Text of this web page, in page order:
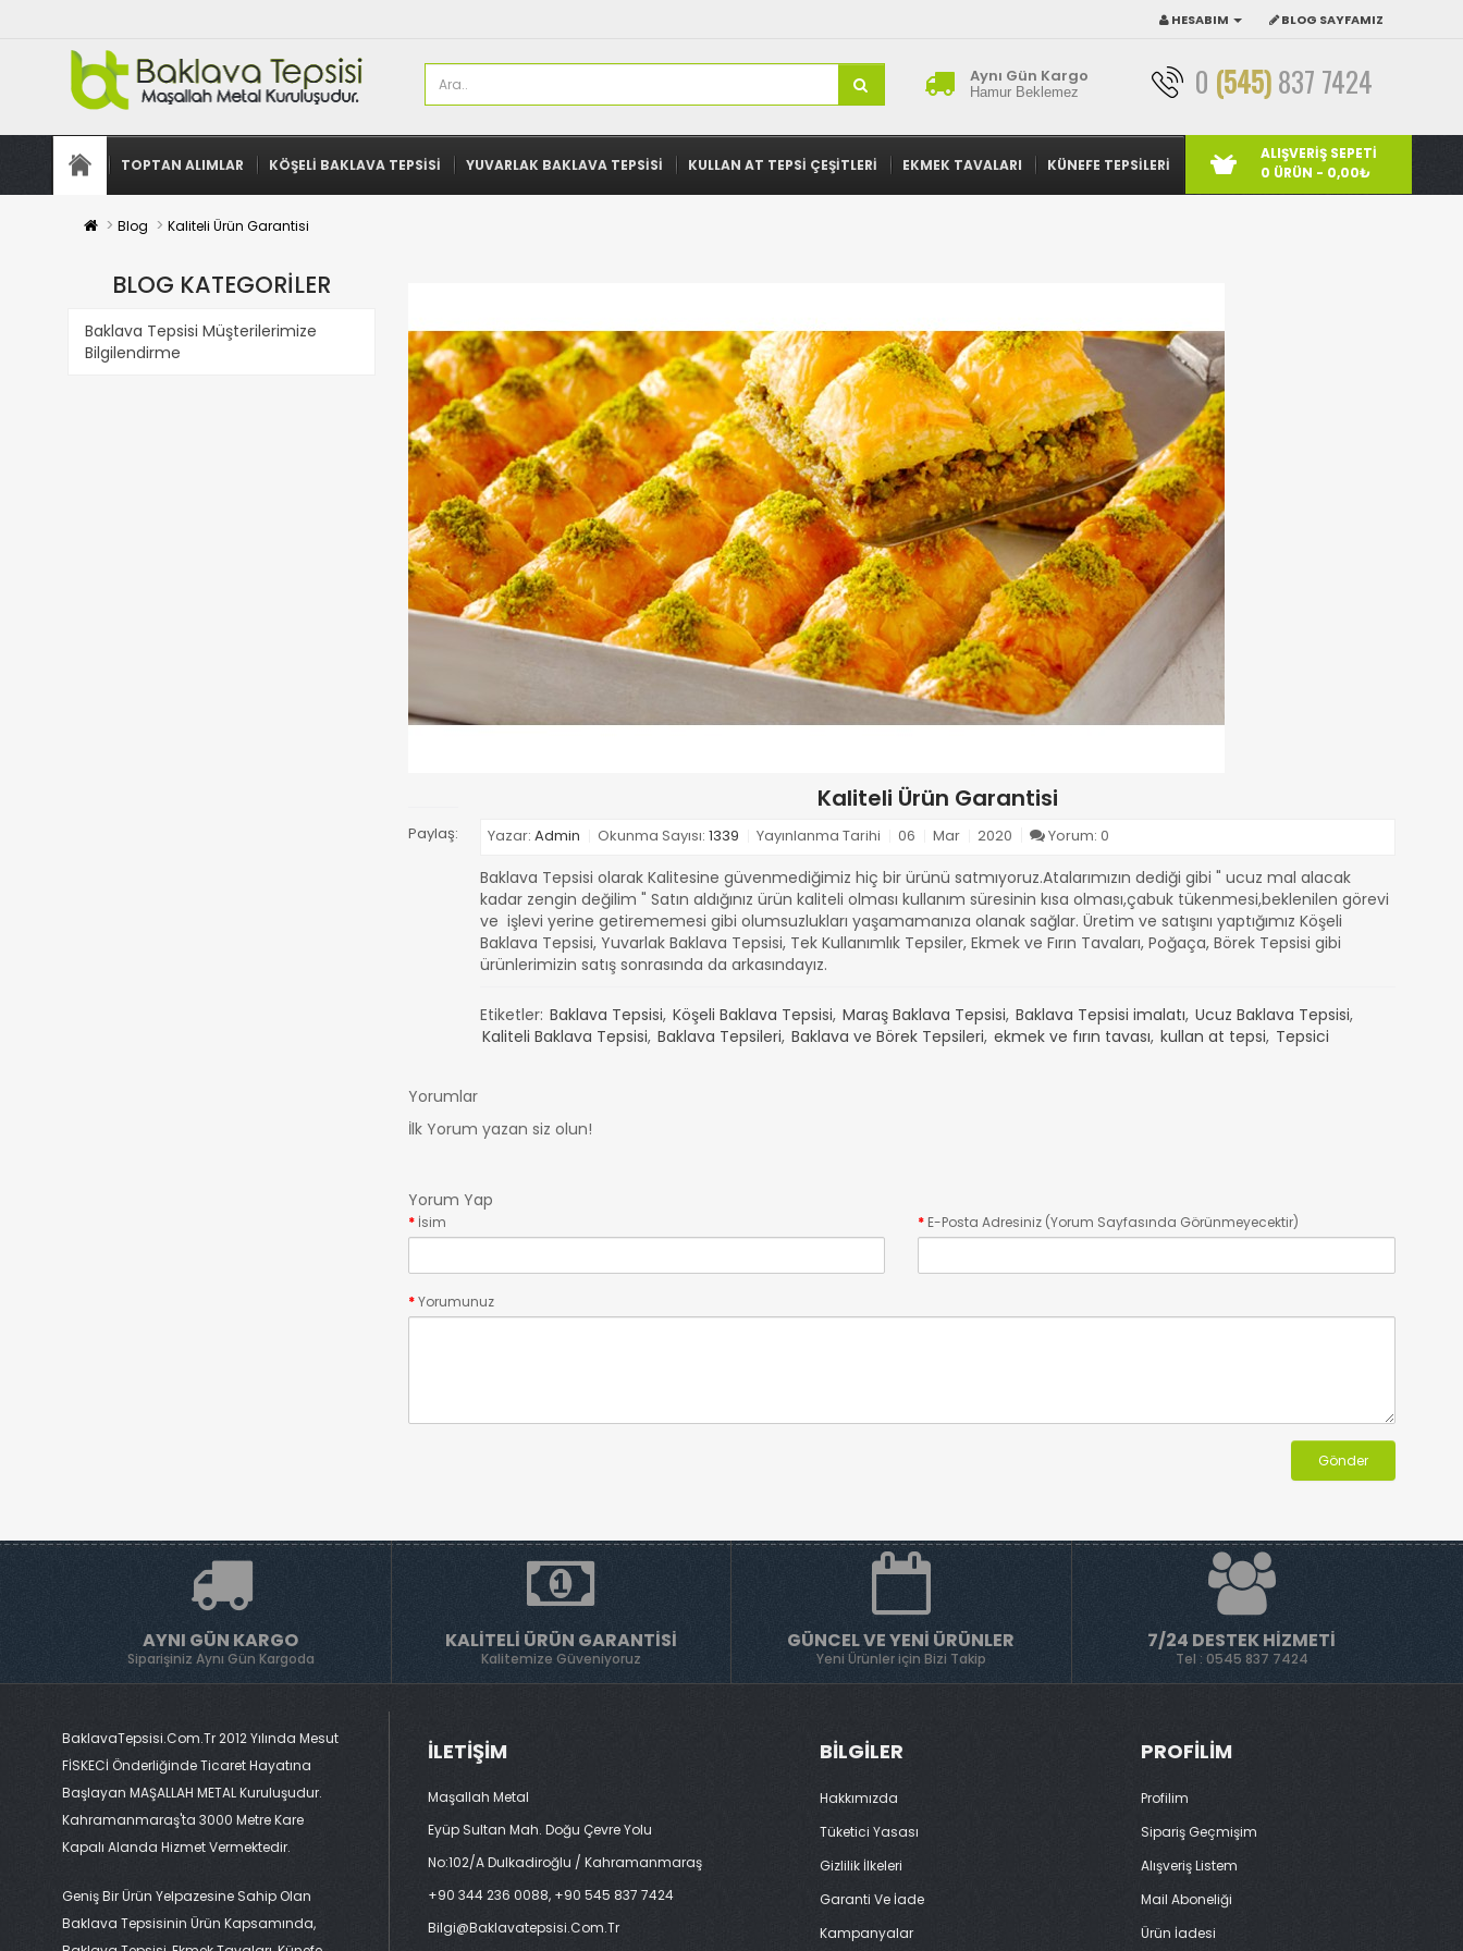
HESABIM BLOG SAYFAMIZ
Aynı Gün Kargo
Hamur Beklemez 0 (545)837 7424
TOPTAN ALIMLAR KÖŞELI BAKLAVA TEPSISI YUVARLAK BAKLAVA TEPSISI KULLAN AT TEPSI ÇEŞITLERI EKMEK TAVALARI KÜNEFE TEPSILERI
ALIŞVERIŞ SEPETI
0 ÜRÜN - 0,00₺
Blog Kaliteli Ürün Garantisi
BLOG KATEGORILER
Baklava Tepsisi Müşterilerimize
Bilgilendirme
Paylaş:
Kaliteli Ürün Garantisi
Yazar: Admin Okunma Sayısı: 1339 Yayınlanma Tarihi 06 Mar 2020 Yorum: 0
Baklava Tepsisi olarak Kalitesine güvenmediğimiz hiç bir ürünü satmıyoruz.Atalarımızın dediği gibi " ucuz mal alacak
kadar zengin değilim " Satın aldığınız ürün kaliteli olması kullanım süresinin kısa olması,çabuk tükenmesi,beklenilen görevi
ve işlevi yerine getirememesi gibi olumsuzlukları yaşamamanıza olanak sağlar. Üretim ve satışını yaptığımız Köşeli
Baklava Tepsisi, Yuvarlak Baklava Tepsisi, Tek Kullanımlık Tepsiler, Ekmek ve Fırın Tavaları, Poğaça, Börek Tepsisi gibi
ürünlerimizin satış sonrasında da arkasındayız.
Etiketler: Baklava Tepsisi, Köşeli Baklava Tepsisi, Maraş Baklava Tepsisi, Baklava Tepsisi imalatı, Ucuz Baklava Tepsisi,
Kaliteli Baklava Tepsisi, Baklava Tepsileri, Baklava ve Börek Tepsileri, ekmek ve fırın tavası, kullan at tepsi, Tepsici
Yorumlar
İlk Yorum yazan siz olun!
Yorum Yap
İsim E-Posta Adresiniz (Yorum Sayfasında Görünmeyecektir)
Yorumunuz
Gönder
AYNI GÜN KARGO
Siparişiniz Aynı Gün Kargoda
KALITELI ÜRÜN GARANTISI
Kalitemize Güveniyoruz
GÜNCEL VE YENI ÜRÜNLER
Yeni Ürünler için Bizi Takip
7/24 DESTEK HIZMETI
Tel : 0545 837 7424
BaklavaTepsisi.com.tr 2012 Yılında Mesut
FİSKECİ Önderliğinde Ticaret Hayatına
Başlayan MAŞALLAH METAL Kuruluşudur.
Kahramanmaraş'ta 3000 Metre Kare
Kapalı Alanda Hizmet Vermektedir.
Geniş Bir Ürün Yelpazesine Sahip Olan
Baklava Tepsisinin Ürün Kapsamında,
İLETIŞIM
Maşallah Metal
Eyüp Sultan Mah. Doğu Çevre Yolu
No:102/A Dulkadiroğlu / Kahramanmaraş
+90 344 236 0088, +90 545 837 7424
Bilgi@baklavatepsisi.com.tr
BILGILER
Hakkımızda
Tüketici Yasası
Gizlilik İlkeleri
Garanti Ve İade
Kampanyalar
PROFILIM
Profilim
Sipariş Geçmişim
Alışveriş Listem
Mail Aboneliği
Ürün İadesi